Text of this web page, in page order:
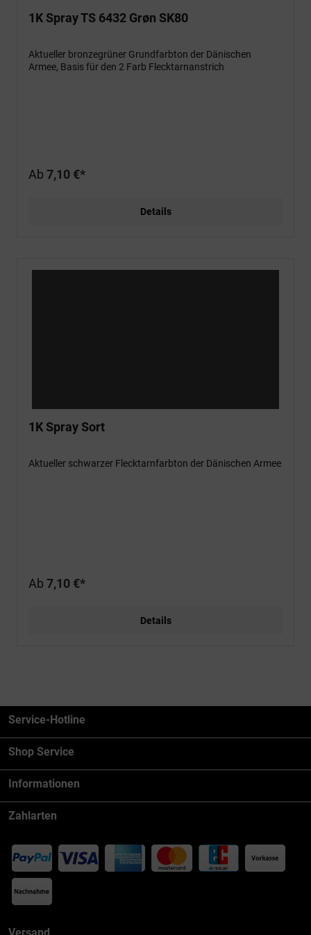
1K Spray TS 6432 Grøn SK80
Aktueller bronzegrüner Grundfarbton der Dänischen
Armee, Basis für den 2 Farb Flecktarnanstrich
Ab 7,10 €*
Details
1K Spray Sort
Aktueller schwarzer Flecktarnfarbton der Dänischen Armee
Ab 7,10 €*
Details
Service-Hotline
Shop Service
Informationen
Zahlarten